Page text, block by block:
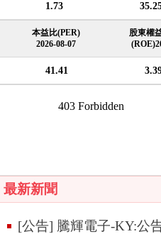
1.73
本益比(PER)
2026-08-07
股東權
41.41
最新新聞
[公告] 騰輝電子-KY:公